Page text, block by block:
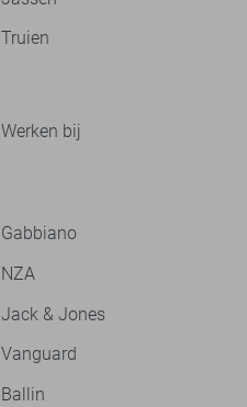
Truien
Werken bij
Gabbiano
NZA
Jack & Jones
Vanguard
Ballin